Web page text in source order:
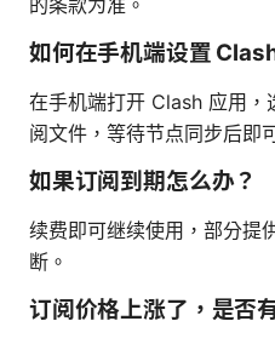
如何在手机端设置
在手机端打开 Clash 应用，
阅文件，等待节点同步后即
如果订阅到期怎么办？
续费即可继续使用，部分提
断。
订阅价格上涨了，是否